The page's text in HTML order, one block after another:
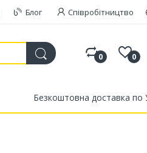
Блог Співробітництво
0 0
Безкоштовна доставка по